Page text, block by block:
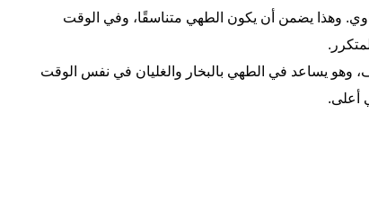
وهذا يضمن أن يكون الطهي متناسقًا، وفي الوقت
وهو يساعد في الطهي بالبخار والغليان في نفس الوقت
أعلى.